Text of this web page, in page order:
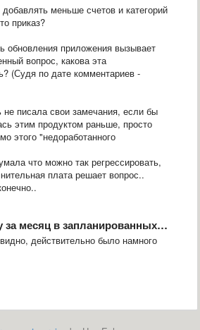
меньше счетов и категорий
приказ?
обновления приложения вызывает
вопрос, какова эта
(Судя по дате комментариев -
не писала свои замечания, если бы
этим продуктом раньше, просто
этого "недоработанного
что можно так регрессировать,
плата решает вопрос..
в запланированных на главной странице
действительно было намного